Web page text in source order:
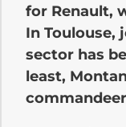
for Renault,
In Toulouse,
sector has
least,